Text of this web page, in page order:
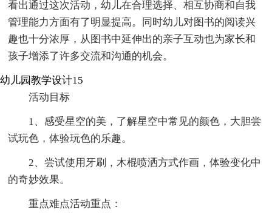
看出通过这次活动，幼儿在合理选择、相互协商和自我
管理能力方面有了明显提高。同时幼儿对图书的阅读兴
趣也十分浓厚，从图书中延伸出的亲子互动也为家长和
孩子增添了许多交流和沟通的机会。
幼儿园教学设计15
活动目标
1、感受星空的美，了解星空中常见的颜色，大胆尝
试玩色，体验玩色的乐趣。
2、尝试使用牙刷，木棍喷洒方式作画，体验变化中
的奇妙效果。
重点难点活动重点：